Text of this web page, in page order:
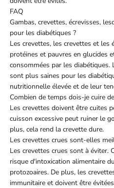
FAQ
Gambas, crevettes, écrevisses,
pour les diabétiques ?
Les crevettes, les crevettes et les
protéines et pauvres en glucides
consommées par les diabétiques.
sont plus saines pour les
nutritionnelle élevée et de leur
Combien de temps dois-je cuire
Les crevettes doivent être cuites
cuisson excessive peut ruiner le
plus, cela rend la crevette dure.
Les crevettes crues sont-elles
Les crevettes crues sont à éviter.
risque d'intoxication alimentaire
protozoaires. De plus, les
immunitaire et doivent être